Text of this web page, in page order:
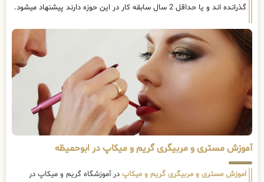
گذرانده اند و یا حداقل 2 سال سابقه کار در این حوزه دارند پیشنهاد میشود.
آموزش مستری و مربیگری گریم و میکاپ در ابوحمیظه
اموزش مستری و مربیگری گریم و میکاپ در آموزشگاه گریم و میکاپ در